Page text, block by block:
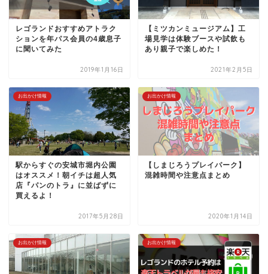
レゴランドおすすめアトラク
ションを年パス会員の4歳息子
に聞いてみた
2019年1月16日
【ミツカンミュージアム】工
場見学は体験ブースや試飲も
あり親子で楽しめた！
2021年2月5日
お出かけ情報
駅からすぐの安城市堀内公園
はオススメ！朝イチは超人気
店『パンのトラ』に並ばずに
買えるよ！
2017年5月28日
お出かけ情報
【しまじろうプレイパーク】
混雑時間や注意点まとめ
2020年1月14日
お出かけ情報 お出かけ情報